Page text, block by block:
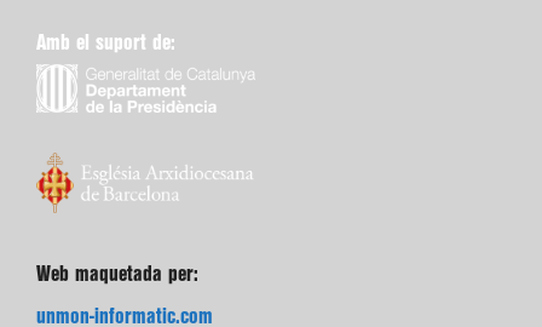
Amb el suport de:
Web maquetada per:
unmon-informatic.com